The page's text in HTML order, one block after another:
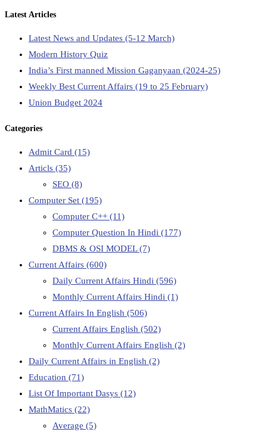
Latest Articles
Latest News and Updates (5-12 March)
Modern History Quiz
India’s First manned Mission Gaganyaan (2024-25)
Weekly Best Current Affairs (19 to 25 February)
Union Budget 2024
Categories
Admit Card (15)
Articls (35)
SEO (8)
Computer Set (195)
Computer C++ (11)
Computer Question In Hindi (177)
DBMS & OSI MODEL(7)
Current Affairs (600)
Daily Current Affairs Hindi (596)
Monthly Current Affairs Hindi (1)
Current Affairs In English (506)
Current Affairs English (502)
Monthly Current Affairs English (2)
Daily Current Affairs in English (2)
Education (71)
List Of Important Dasys (12)
MathMatics (22)
Average (5)